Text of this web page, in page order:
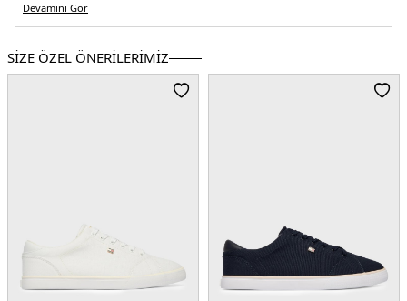
Menşei :Çin
bilekli
Devamını Gör
SİZE ÖZEL ÖNERİLERİMİZ